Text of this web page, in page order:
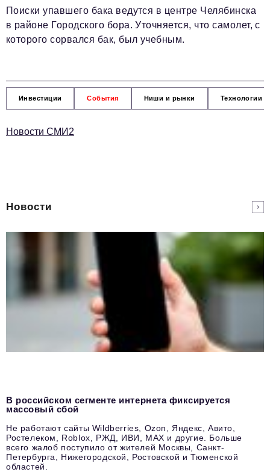
Поиски упавшего бака ведутся в центре Челябинска
в районе Городского бора. Уточняется, что самолет, с
которого сорвался бак, был учебным.
Инвестиции События Ниши и рынки Технологии
Новости СМИ2
Новости
В российском сегменте интернета фиксируется
массовый сбой
Не работают сайты Wildberries, Ozon, Яндекс, Авито,
Ростелеком, Roblox, РЖД, ИВИ, MAX и другие. Больше
всего жалоб поступило от жителей Москвы, Санкт-
Петербурга, Нижегородской, Ростовской и Тюменской
областей.